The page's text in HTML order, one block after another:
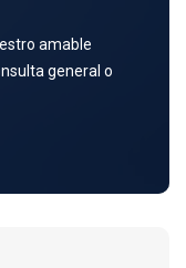
amable
general o